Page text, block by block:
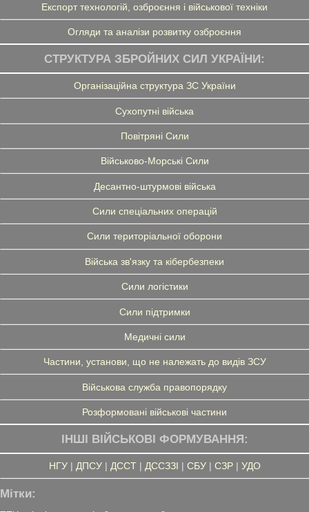
Експорт технологій, озброєння і військової техніки
Огляди та аналізи розвитку озброєння
СТРУКТУРА ЗБРОЙНИХ СИЛ УКРАЇНИ:
Організаційна структура ЗС України
Сухопутні війська
Повітряні Сили
Військово-Морські Сили
Десантно-штурмові війська
Сили спеціальних операцій
Сили територіальної оборони
Війська зв'язку та кібербезпеки
Сили логістики
Сили підтримки
Медичні сили
Частини, установи, що не належать до видів ЗСУ
Військова служба правопорядку
Розформовані військові частини
ІНШІ ВІЙСЬКОВІ ФОРМУВАННЯ:
НГУ| ДПСУ| ДССТ| ДССЗЗІ | СБУ| СЗР| УДО
Мітки: